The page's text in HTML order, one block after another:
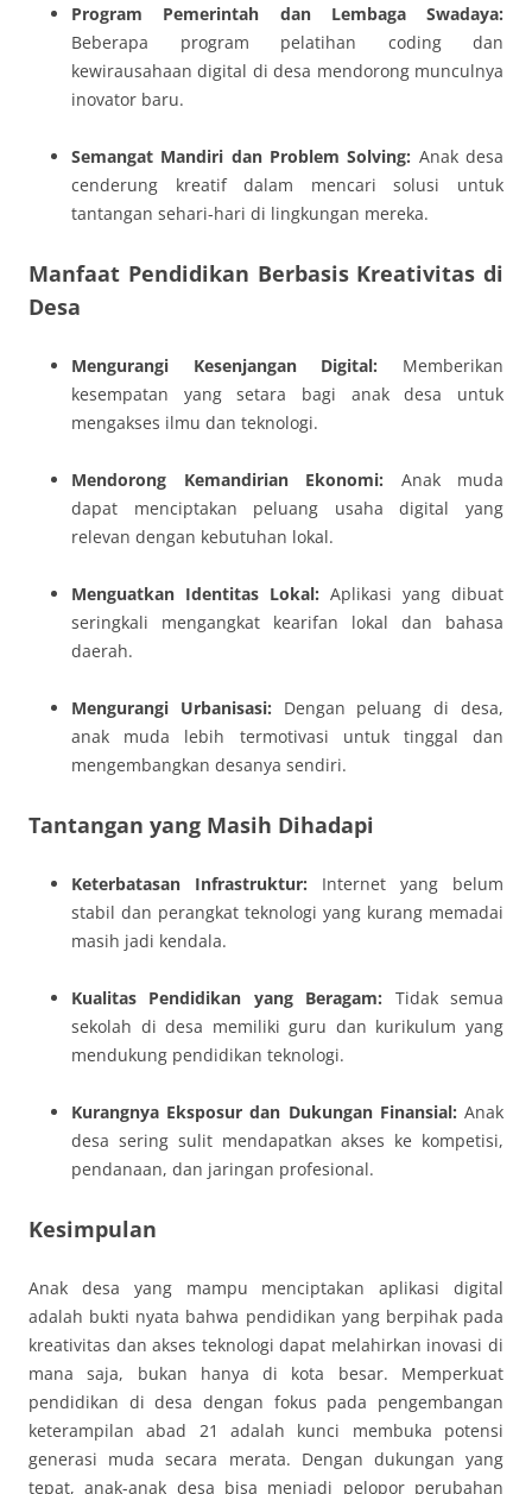
Program Pemerintah dan Lembaga Swadaya:
Beberapa program pelatihan coding dan
kewirausahaan digital di desa mendorong munculnya
inovator baru.
Semangat Mandiri dan Problem Solving: Anak desa
cenderung kreatif dalam mencari solusi untuk
tantangan sehari-hari di lingkungan mereka.
Manfaat Pendidikan Berbasis Kreativitas di
Desa
Mengurangi Kesenjangan Digital: Memberikan
kesempatan yang setara bagi anak desa untuk
mengakses ilmu dan teknologi.
Mendorong Kemandirian Ekonomi: Anak muda
dapat menciptakan peluang usaha digital yang
relevan dengan kebutuhan lokal.
Menguatkan Identitas Lokal: Aplikasi yang dibuat
seringkali mengangkat kearifan lokal dan bahasa
daerah.
Mengurangi Urbanisasi: Dengan peluang di desa,
anak muda lebih termotivasi untuk tinggal dan
mengembangkan desanya sendiri.
Tantangan yang Masih Dihadapi
Keterbatasan Infrastruktur: Internet yang belum
stabil dan perangkat teknologi yang kurang memadai
masih jadi kendala.
Kualitas Pendidikan yang Beragam: Tidak semua
sekolah di desa memiliki guru dan kurikulum yang
mendukung pendidikan teknologi.
Kurangnya Eksposur dan Dukungan Finansial: Anak
desa sering sulit mendapatkan akses ke kompetisi,
pendanaan, dan jaringan profesional.
Kesimpulan
Anak desa yang mampu menciptakan aplikasi digital
adalah bukti nyata bahwa pendidikan yang berpihak pada
kreativitas dan akses teknologi dapat melahirkan inovasi di
mana saja, bukan hanya di kota besar. Memperkuat
pendidikan di desa dengan fokus pada pengembangan
keterampilan abad 21 adalah kunci membuka potensi
generasi muda secara merata. Dengan dukungan yang
tepat, anak-anak desa bisa menjadi pelopor perubahan